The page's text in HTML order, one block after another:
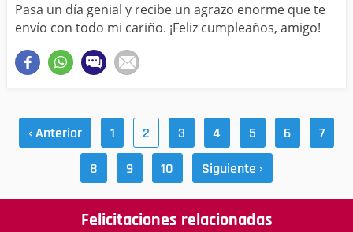
Pasa un día genial y recibe un agrazo enorme que te
envío con todo mi cariño. ¡Feliz cumpleaños, amigo!
‹ Anterior 1 2 3 4 5 6
7
8
9 10 Siguiente ›
Felicitaciones relacionadas